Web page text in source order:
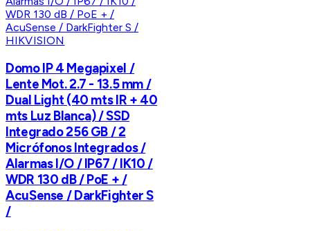
HIKVISION
Domo IP 4 Megapixel /
Lente Mot. 2.7 - 13.5 mm /
Dual Light (40 mts IR + 40
mts Luz Blanca) / SSD
Integrado 256 GB / 2
Micrófonos Integrados /
Alarmas I/O / IP67 / IK10 /
WDR 130 dB / PoE + /
AcuSense / DarkFighter S
/